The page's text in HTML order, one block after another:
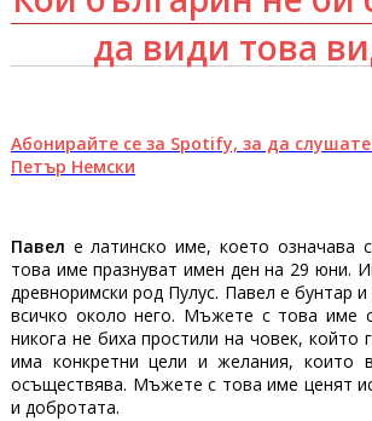
да види това
Абонирайте се за Spotify, за да
Петър Немски
Павел е латинско име, което означава
това име празнуват имен ден на 29 юни.
древноримски род Пулус. Павел е бунтар
всичко около него. Мъжете с това име
никога не биха простили на човек, който
има конкретни цели и желания, които
осъществява. Мъжете с това име ценят
и добротата.